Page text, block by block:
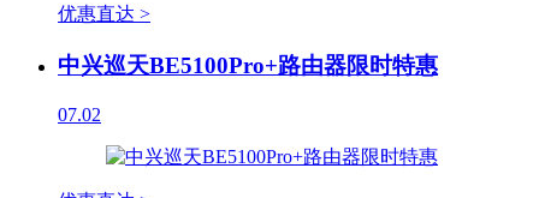
优惠直达 >
中兴巡天BE5100Pro+路由器限时特惠
07.02